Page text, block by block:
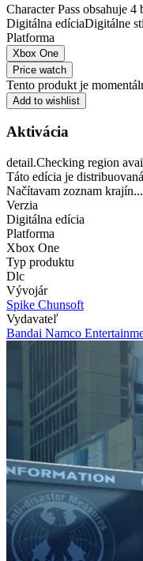
Character Pass obsahuje
Digitálna edíciaDigitálne
Platforma
Xbox One
Price watch
Tento produkt je
Add to wishlist
Aktivácia
detail.Checking region
Táto edícia je
Načítavam zoznam krajín...
Verzia
Digitálna edícia
Platforma
Xbox One
Typ produktu
Dlc
Vývojár
Spike Chunsoft
Vydavateľ
Bandai Namco